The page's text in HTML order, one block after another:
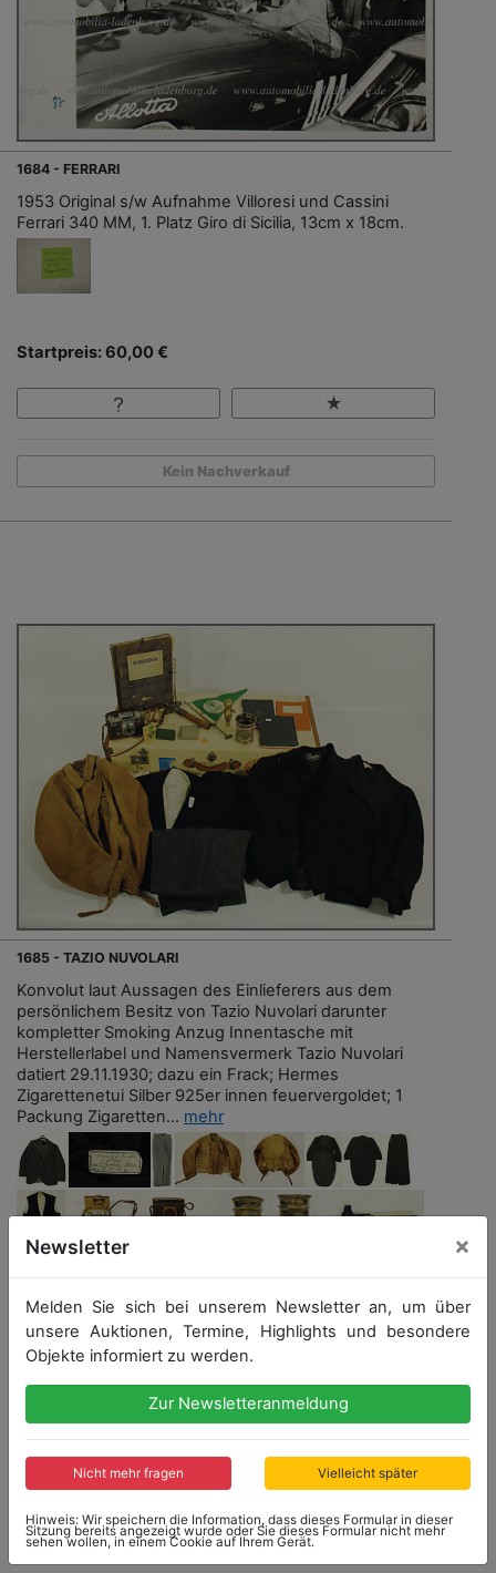
1684 - FERRARI
1953 Original s/w Aufnahme Villoresi und Cassini
Ferrari 340 MM, 1. Platz Giro di Sicilia, 13cm x 18cm.
Startpreis: 60,00 €
Kein Nachverkauf
1685 - TAZIO NUVOLARI
Konvolut laut Aussagen des Einlieferers aus dem
persönlichem Besitz von Tazio Nuvolari darunter
kompletter Smoking Anzug Innentasche mit
Herstellerlabel und Namensvermerk Tazio Nuvolari
datiert 29.11.1930; dazu ein Frack; Hermes
Zigarettenetui Silber 925er innen feuervergoldet; 1
Packung Zigaretten... mehr
Startpreis: 16.000,00 €
Kein Nachverkauf
Newsletter ×
Melden Sie sich bei unserem Newsletter an, um über
unsere Auktionen, Termine, Highlights und besondere
Objekte informiert zu werden.
Zur Newsletteranmeldung
Nicht mehr fragen Vielleicht später
Hinweis: Wir speichern die Information, dass dieses Formular in dieser
Sitzung bereits angezeigt wurde oder Sie dieses Formular nicht mehr
sehen wollen, in einem Cookie auf Ihrem Gerät.